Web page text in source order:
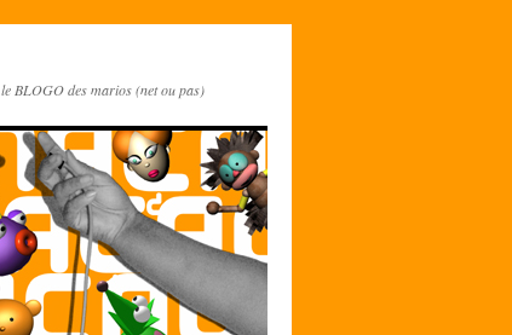
le BLOGO des marios (net ou pas)